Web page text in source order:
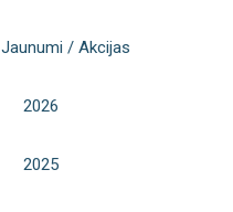
Jaunumi / Akcijas
2026
2025